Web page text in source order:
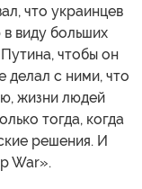
что украинцев
виду больших
чтобы он
делал с ними, что
жизни людей
тогда, когда
решения. И
War».